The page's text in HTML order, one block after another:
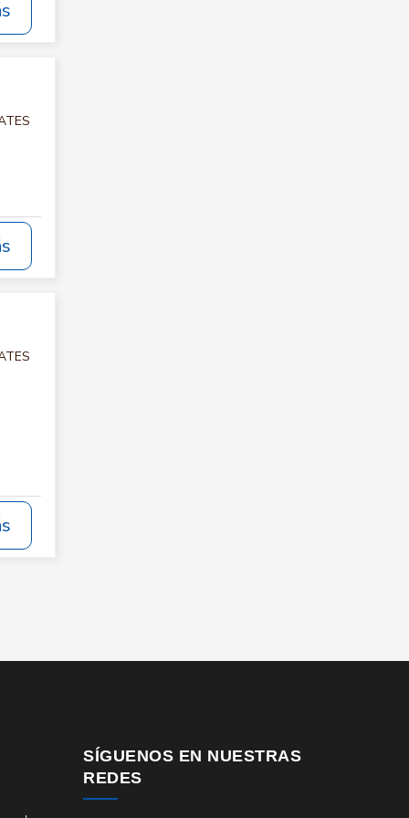
SÍGUENOS EN NUESTRAS
REDES